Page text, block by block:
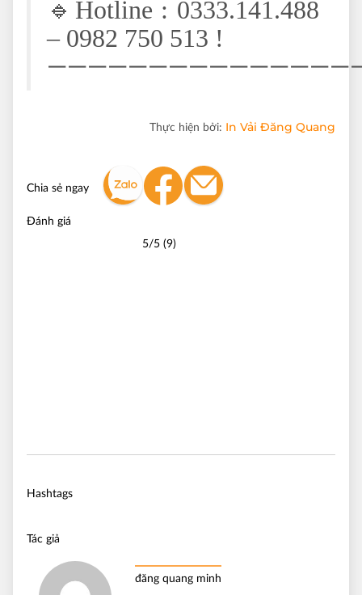
🔹Hotline : 0333.141.488
– 0982 750 513 !
Thực hiện bởi: In Vải Đăng Quang
Chia sẻ ngay
Đánh giá
5/5 (9)
Hashtags
Tác giả
đăng quang minh